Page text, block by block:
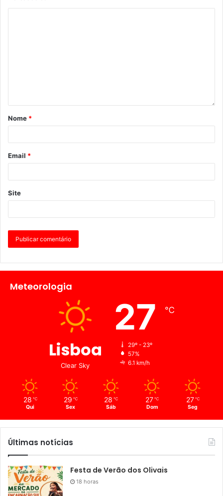
Nome *
Email *
Site
Meteorologia
Lisboa
Clear Sky
27 ℃
29º - 23º
57%
6.1 km/h
28 ℃
Qui
29 ℃
Sex
28 ℃
Sáb
27 ℃
Dom
27 ℃
Seg
Últimas notícias
Festa de Verão dos Olivais
18 horas